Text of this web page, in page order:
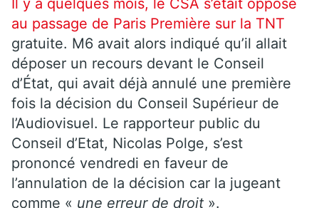
Il y a quelques mois, le CSA s’était opposé
au passage de Paris Première sur la TNT
gratuite. M6 avait alors indiqué qu’il allait
déposer un recours devant le Conseil
d’État, qui avait déjà annulé une première
fois la décision du Conseil Supérieur de
l’Audiovisuel. Le rapporteur public du
Conseil d’Etat, Nicolas Polge, s’est
prononcé vendredi en faveur de
l’annulation de la décision car la jugeant
comme « une erreur de droit ».